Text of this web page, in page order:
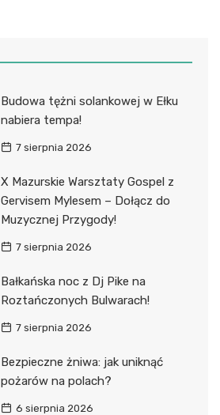
Budowa tężni solankowej w Ełku
nabiera tempa!
7 sierpnia 2026
X Mazurskie Warsztaty Gospel z
Gervisem Mylesem – Dołącz do
Muzycznej Przygody!
7 sierpnia 2026
Bałkańska noc z Dj Pike na
Roztańczonych Bulwarach!
7 sierpnia 2026
Bezpieczne żniwa: jak uniknąć
pożarów na polach?
6 sierpnia 2026